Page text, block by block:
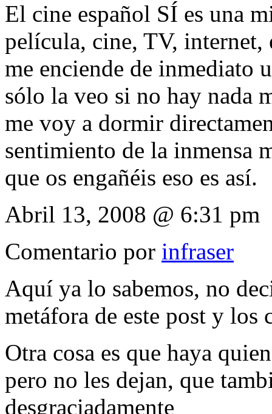
El cine español SÍ es una
película, cine, TV, internet,
me enciende de inmediato
sólo la veo si no hay nada
me voy a dormir
sentimiento de la inmensa
que os engañéis eso es así.
Abril 13, 2008 @ 6:31 pm
Comentario por infraser
Aquí ya lo sabemos, no
metáfora de este post y los
Otra cosa es que haya
pero no les dejan, que
desgraciadamente